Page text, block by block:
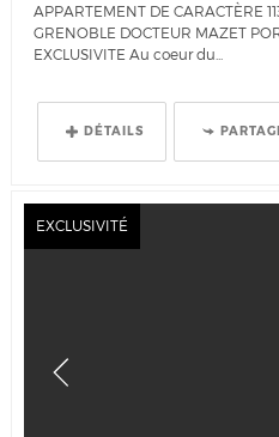
APPARTEMENT DE CARACTÈRE
GRENOBLE DOCTEUR MAZET
EXCLUSIVITE Au coeur du...
DÉTAILS
EXCLUSIVITÉ